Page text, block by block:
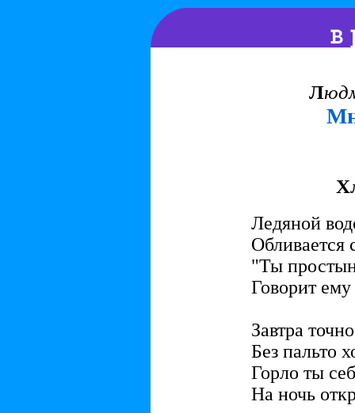
Л
Ледяной
Обливается
"Ты
Говорит ему
Завтра
Без пальто
Горло ты
На ночь